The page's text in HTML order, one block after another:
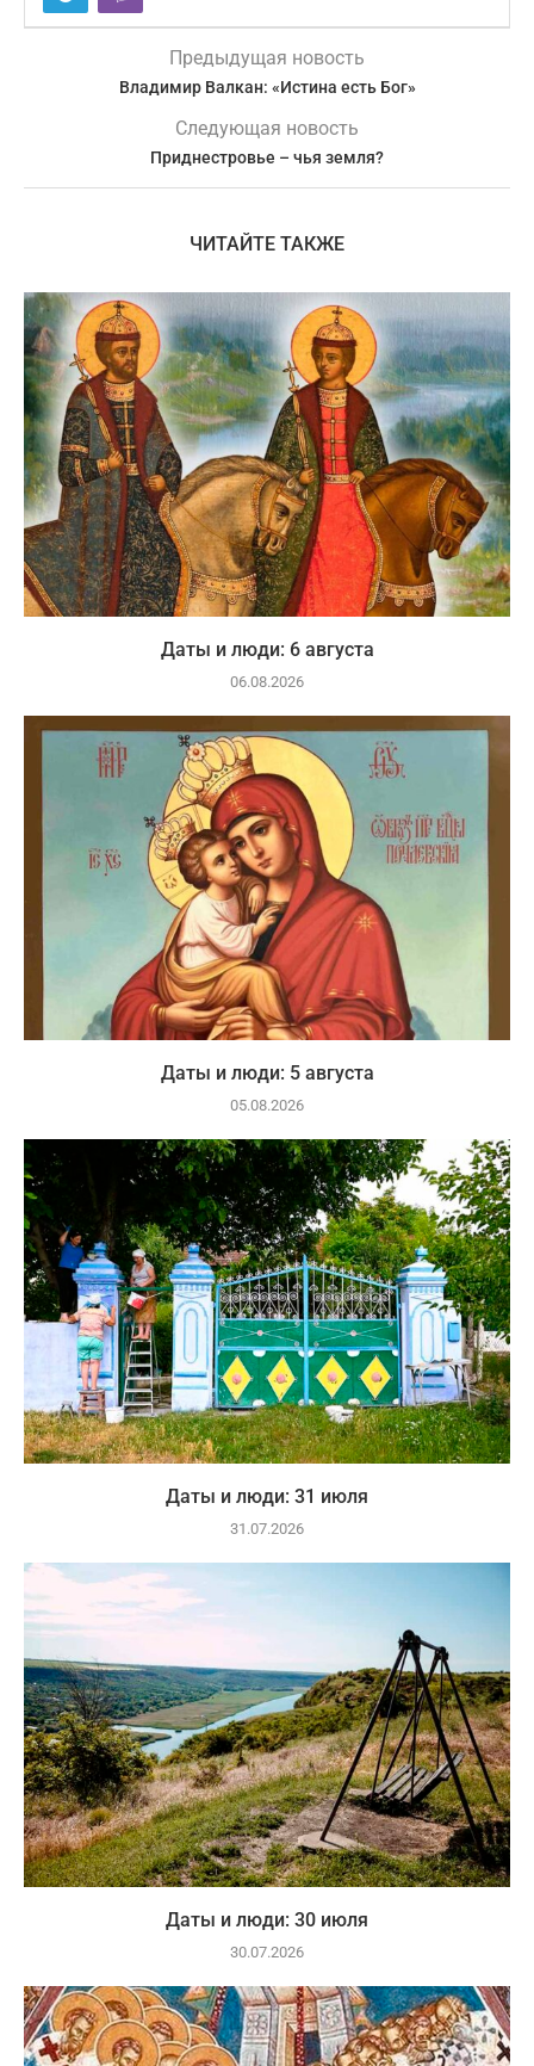
Предыдущая новость
Владимир Валкан: «Истина есть Бог»
Следующая новость
Приднестровье – чья земля?
ЧИТАЙТЕ ТАКЖЕ
Даты и люди: 6 августа
06.08.2026
Даты и люди: 5 августа
05.08.2026
Даты и люди: 31 июля
31.07.2026
Даты и люди: 30 июля
30.07.2026